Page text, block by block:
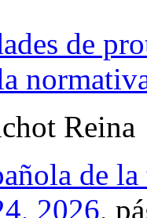
de
Reina
de
2026,